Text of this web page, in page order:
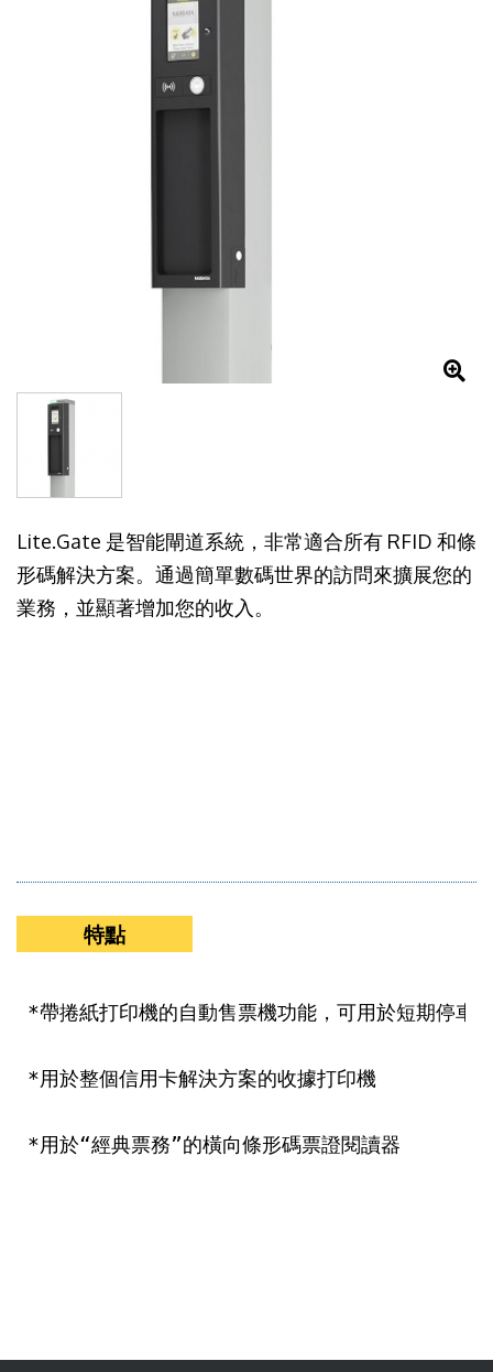
Lite.Gate 是智能閘道系統，非常適合所有 RFID 和條
形碼解決方案。通過簡單數碼世界的訪問來擴展您的
業務，並顯著增加您的收入。
特點
*帶捲紙打印機的自動售票機功能，可用於短期停車
*用於整個信用卡解決方案的收據打印機
*用於“經典票務”的橫向條形碼票證閱讀器